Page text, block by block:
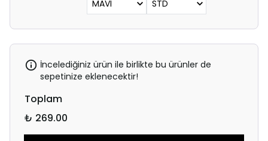
İncelediğiniz ürün ile birlikte bu ürünler de
sepetinize eklenecektir!
Toplam
₺ 269.00